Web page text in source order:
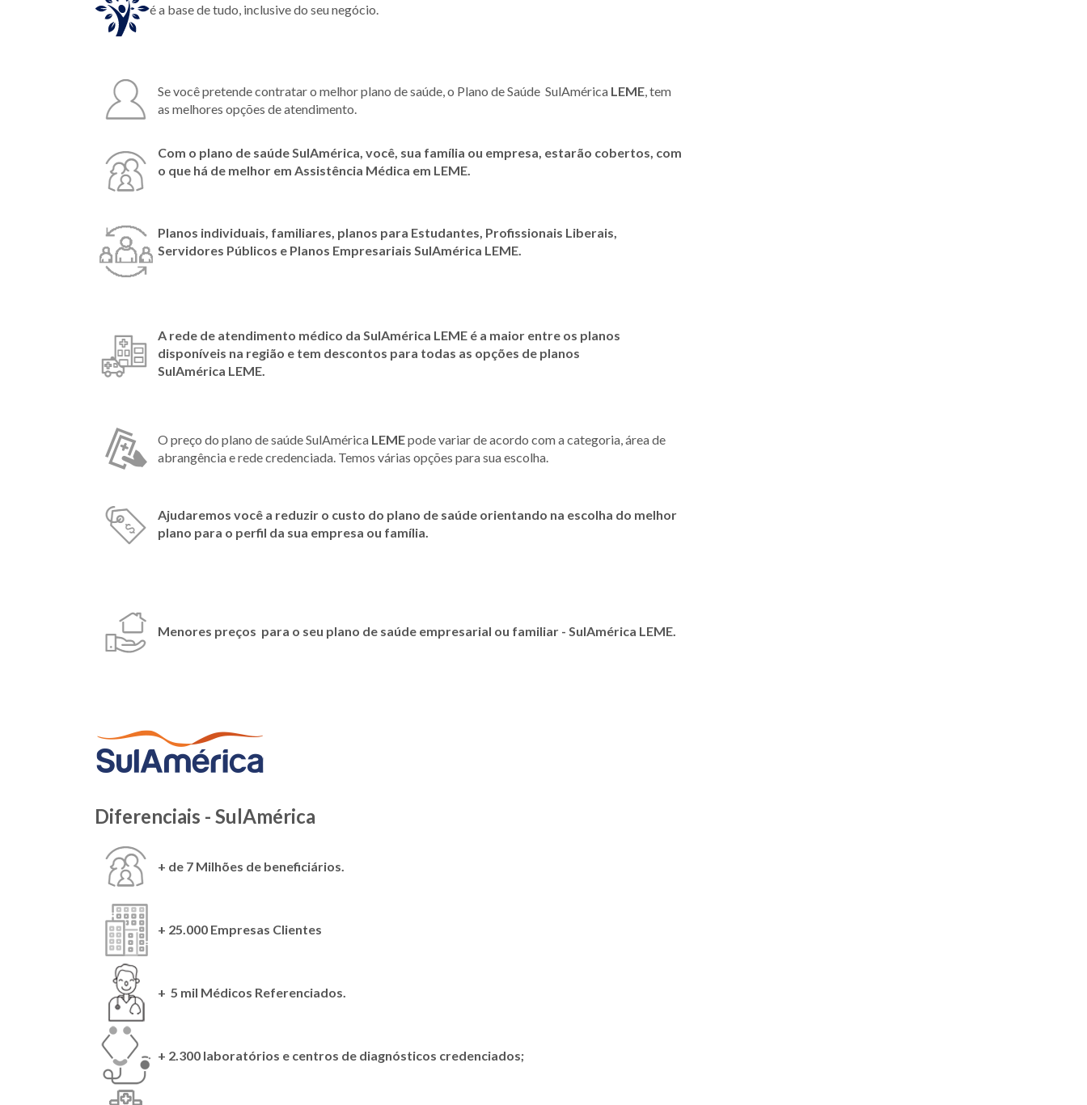
é a base de tudo, inclusive do seu negócio.
Se você pretende contratar o melhor plano de saúde, o Plano de Saúde SulAmérica LEME, tem
as melhores opções de atendimento.
Com o plano de saúde SulAmérica, você, sua família ou empresa, estarão cobertos, com
o que há de melhor em Assistência Médica em LEME.
Planos individuais, familiares, planos para Estudantes, Profissionais Liberais,
Servidores Públicos e Planos Empresariais SulAmérica LEME.
A rede de atendimento médico da SulAmérica LEME é a maior entre os planos
disponíveis na região e tem descontos para todas as opções de planos
SulAmérica LEME.
O preço do plano de saúde SulAmérica LEMEpode variar de acordo com a categoria, área de
abrangência e rede credenciada. Temos várias opções para sua escolha.
Ajudaremos você a reduzir o custo do plano de saúde orientando na escolha do melhor
plano para o perfil da sua empresa ou família.
Menores preços para o seu plano de saúde empresarial ou familiar - SulAmérica LEME.
Diferenciais - SulAmérica
+ de 7 Milhões de beneficiários.
+ 25.000 Empresas Clientes
+ 5 mil Médicos Referenciados.
+ 2.300 laboratórios e centros de diagnósticos credenciados;